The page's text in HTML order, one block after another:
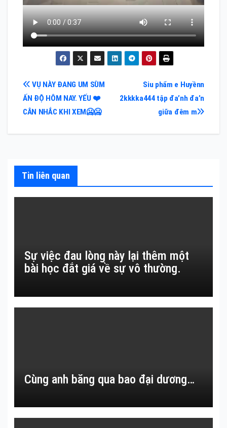
Điều
hướng
bài
Siu phẩm e Huyềnn
2kkkka444 tập đa’nh đa’n
giữa đêm m
VỤ NÀY ĐANG UM SÙM
ẤN ĐỘ HÔM NAY. YẾU ❤️
CÂN NHẮC KHI XEM🥶🥶
Tin liên quan
Sự việc đau lòng này lại thêm một
bài học đắt giá về sự vô thường.
Cùng anh băng qua bao đại dương…